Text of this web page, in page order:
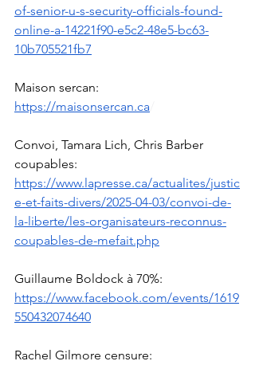
of-senior-u-s-security-officials-found-
online-a-14221f90-e5c2-48e5-bc63-
10b705521fb7
Maison sercan:
https://maisonsercan.ca
Convoi, Tamara Lich, Chris Barber
coupables:
https://www.lapresse.ca/actualites/justic
e-et-faits-divers/2025-04-03/convoi-de-
la-liberte/les-organisateurs-reconnus-
coupables-de-mefait.php
Guillaume Boldock à 70%:
https://www.facebook.com/events/1619
550432074640
Rachel Gilmore censure: